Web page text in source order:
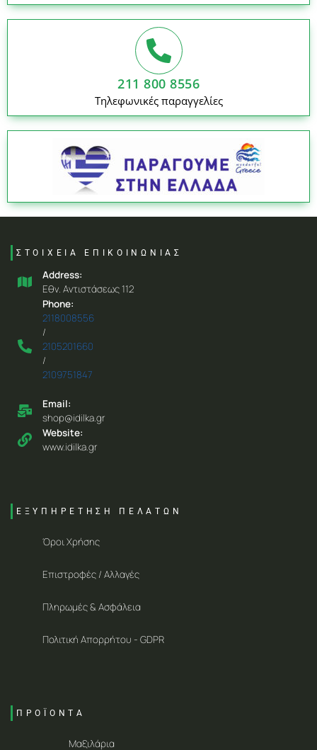
211 800 8556
Τηλεφωνικές παραγγελίες
ΣΤΟΙΧΕΙΑ ΕΠΙΚΟΙΝΩΝΙΑΣ
Address:
Eθν. Aντιστάσεως 112
Phone:
2118008556
/
2105201660
/
2109751847
Email:
shop@idilka.gr
Website:
www.idilka.gr
ΕΞΥΠΗΡΕΤΗΣΗ ΠΕΛΑΤΩΝ
Όροι Χρήσης
Επιστροφές / Αλλαγές
Πληρωμές & Ασφάλεια
Πολιτική Απορρήτου - GDPR
ΠΡΟΪΟΝΤΑ
Μαξιλάρια